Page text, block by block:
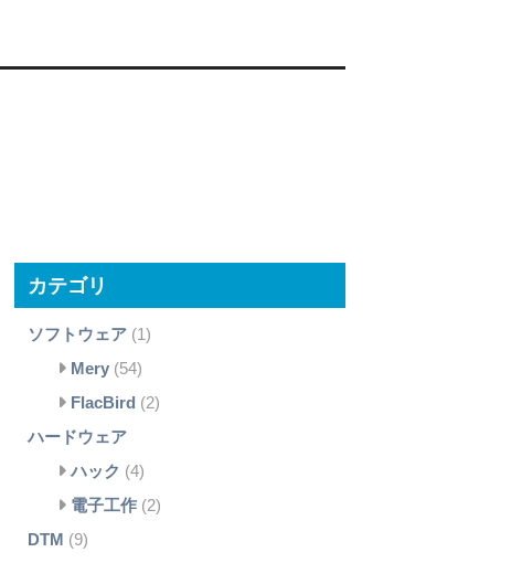
カテゴリ
ソフトウェア(1)
Mery (54)
FlacBird (2)
ハードウェア
ハック (4)
電子工作 (2)
DTM (9)